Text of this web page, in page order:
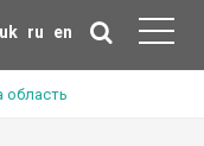
uk ru en
область